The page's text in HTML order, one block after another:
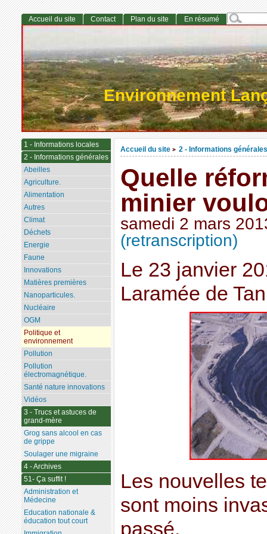
Environnement
Accueil du site > 2 - Informations générales
Quelle
minier
samedi 2 mars
(retranscription)
Le 23 janvier
Laramée de
Les nouvelles
sont moins
passé.
Accueil du site Contact Plan du site En résumé
1 - Informations locales
2 - Informations générales
Abeilles
Agriculture.
Alimentation
Autres
Climat
Déchets
Energie
Faune
Innovations
Matières premières
Nanoparticules.
Nucléaire
OGM
Politique et
environnement
Pollution
Pollution
électromagnétique.
Santé nature innovations
Vidéos
3 - Trucs et astuces de
grand-mère
Grog sans alcool en cas
de grippe
Soulager une migraine
4 - Archives
51- Ça suffit !
Administration et
Médecine
Education nationale &
éducation tout court